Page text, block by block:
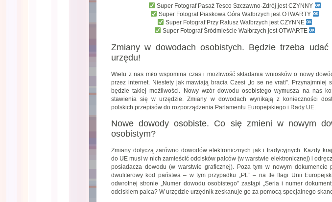
Super Fotograf Pasaż Tesco Szczawno-Zdrój jest CZYNNY
Super Fotograf Piaskowa Góra Wałbrzych jest OTWARTY
Super Fotograf Przy Ratusz Wałbrzych jest CZYNNE
Super Fotograf Śródmieście Wałbrzych jest OTWARTE
Zmiany w dowodach osobistych. Będzie trzeba
urzędu!
Wielu z nas miło wspomina czas i możliwość składania wniosków o nowy
przez internet. Niestety jak mawiają bracia Czesi „to se ne vrati”. Przynajmniej
będzie takiej możliwości. Nowy wzór dowodu osobistego wymusza na nas
stawienia się w urzędzie. Zmiany w dowodach wynikają z konieczności
polskich przepisów do rozporządzenia Parlamentu Europejskiego i Rady UE.
Nowe dowody osobiste. Co się zmieni w nowym
osobistym?
Zmiany dotyczą zarówno dowodów elektronicznych jak i tradycyjnych. Każdy
do UE musi w nich zamieścić odcisków palców (w warstwie elektronicznej) i
posiadacza dowodu (w warstwie graficznej). Poza tym w nowym dokumencie
dwuliterowy kod państwa – w tym przypadku „PL” – na tle flagi Unii
odwrotnej stronie „Numer dowodu osobistego” zastąpi „Seria i numer
odciskiem palca? W urzędzie urzędnik zeskanuje go za pomocą specjalnego